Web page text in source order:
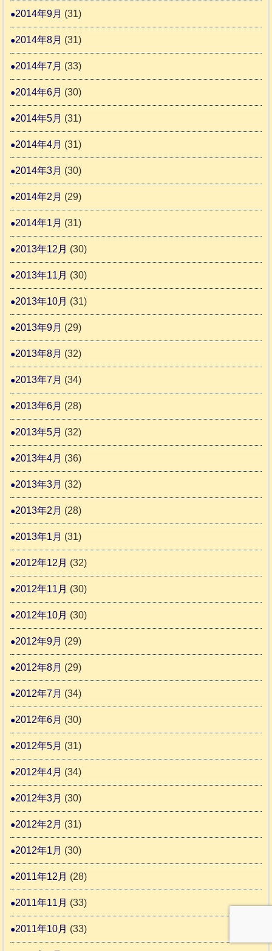
2014年9月 (31)
2014年8月 (31)
2014年7月 (33)
2014年6月 (30)
2014年5月 (31)
2014年4月 (31)
2014年3月 (30)
2014年2月 (29)
2014年1月 (31)
2013年12月 (30)
2013年11月 (30)
2013年10月 (31)
2013年9月 (29)
2013年8月 (32)
2013年7月 (34)
2013年6月 (28)
2013年5月 (32)
2013年4月 (36)
2013年3月 (32)
2013年2月 (28)
2013年1月 (31)
2012年12月 (32)
2012年11月 (30)
2012年10月 (30)
2012年9月 (29)
2012年8月 (29)
2012年7月 (34)
2012年6月 (30)
2012年5月 (31)
2012年4月 (34)
2012年3月 (30)
2012年2月 (31)
2012年1月 (30)
2011年12月 (28)
2011年11月 (33)
2011年10月 (33)